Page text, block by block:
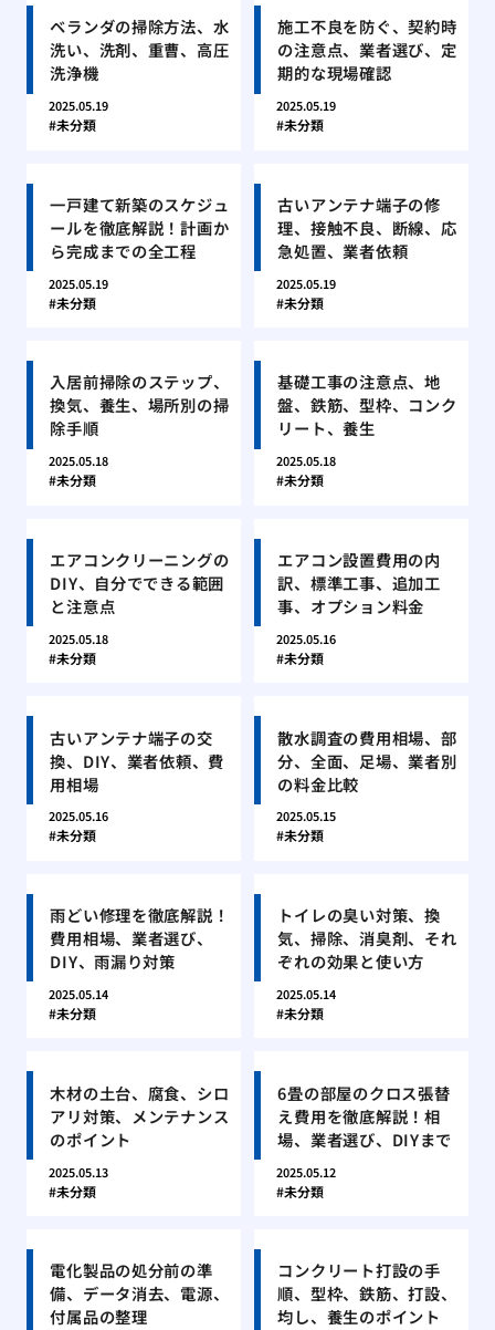
ベランダの掃除方法、水
洗い、洗剤、重曹、高圧
洗浄機
2025.05.19
未分類
施工不良を防ぐ、契約時
の注意点、業者選び、定
期的な現場確認
2025.05.19
未分類
一戸建て新築のスケジュ
ールを徹底解説！計画か
ら完成までの全工程
2025.05.19
未分類
古いアンテナ端子の修
理、接触不良、断線、応
急処置、業者依頼
2025.05.19
未分類
入居前掃除のステップ、
換気、養生、場所別の掃
除手順
2025.05.18
未分類
基礎工事の注意点、地
盤、鉄筋、型枠、コンク
リート、養生
2025.05.18
未分類
エアコンクリーニングの
DIY、自分でできる範囲
と注意点
2025.05.18
未分類
エアコン設置費用の内
訳、標準工事、追加工
事、オプション料金
2025.05.16
未分類
古いアンテナ端子の交
換、DIY、業者依頼、費
用相場
2025.05.16
未分類
散水調査の費用相場、部
分、全面、足場、業者別
の料金比較
2025.05.15
未分類
雨どい修理を徹底解説！
費用相場、業者選び、
DIY、雨漏り対策
2025.05.14
未分類
トイレの臭い対策、換
気、掃除、消臭剤、それ
ぞれの効果と使い方
2025.05.14
未分類
木材の土台、腐食、シロ
アリ対策、メンテナンス
のポイント
2025.05.13
未分類
6畳の部屋のクロス張替
え費用を徹底解説！相
場、業者選び、DIYまで
2025.05.12
未分類
電化製品の処分前の準
備、データ消去、電源、
付属品の整理
コンクリート打設の手
順、型枠、鉄筋、打設、
均し、養生のポイント